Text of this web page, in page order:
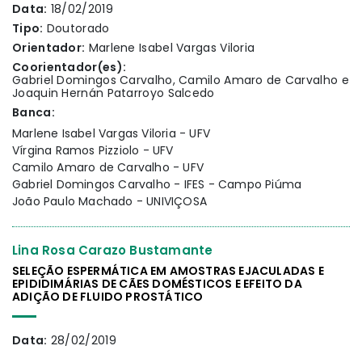
Data: 18/02/2019
Tipo: Doutorado
Orientador: Marlene Isabel Vargas Viloria
Coorientador(es):
Gabriel Domingos Carvalho, Camilo Amaro de Carvalho e
Joaquin Hernán Patarroyo Salcedo
Banca:
Marlene Isabel Vargas Viloria - UFV
Vírgina Ramos Pizziolo - UFV
Camilo Amaro de Carvalho - UFV
Gabriel Domingos Carvalho - IFES - Campo Piúma
João Paulo Machado - UNIVIÇOSA
Lina Rosa Carazo Bustamante
SELEÇÃO ESPERMÁTICA EM AMOSTRAS EJACULADAS E
EPIDIDIMÁRIAS DE CÃES DOMÉSTICOS E EFEITO DA
ADIÇÃO DE FLUIDO PROSTÁTICO
Data: 28/02/2019